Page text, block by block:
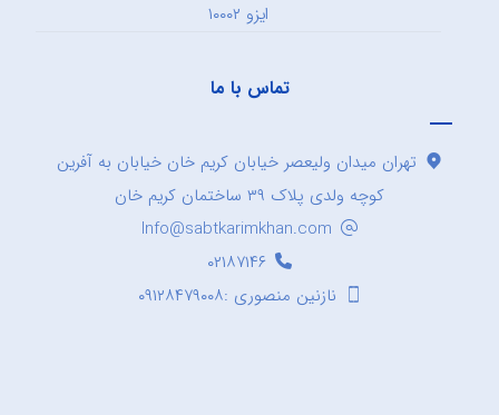
ایزو ۱۰۰۰۲
تماس با ما
تهران میدان ولیعصر خیابان کریم خان خیابان به آفرین
کوچه ولدی پلاک ۳۹ ساختمان کریم خان
Info@sabtkarimkhan.com
۰۲۱۸۷۱۴۶
نازنین منصوری :۰۹۱۲۸۴۷۹۰۰۸